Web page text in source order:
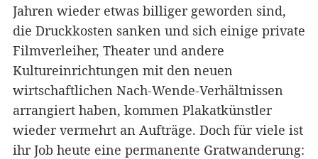
Jahren wieder etwas billiger geworden sind,
die Druckkosten sanken und sich einige private
Filmverleiher, Theater und andere
Kultureinrichtungen mit den neuen
wirtschaftlichen Nach-Wende-Verhältnissen
arrangiert haben, kommen Plakatkünstler
wieder vermehrt an Aufträge. Doch für viele ist
ihr Job heute eine permanente Gratwanderung: